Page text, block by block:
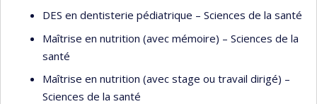
DES en dentisterie pédiatrique – Sciences de la santé
Maîtrise en nutrition (avec mémoire) – Sciences de la
santé
Maîtrise en nutrition (avec stage ou travail dirigé) –
Sciences de la santé